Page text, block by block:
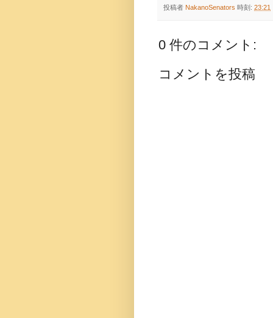
投稿者 NakanoSenators 時刻: 23:21
0 件のコメント:
コメントを投稿